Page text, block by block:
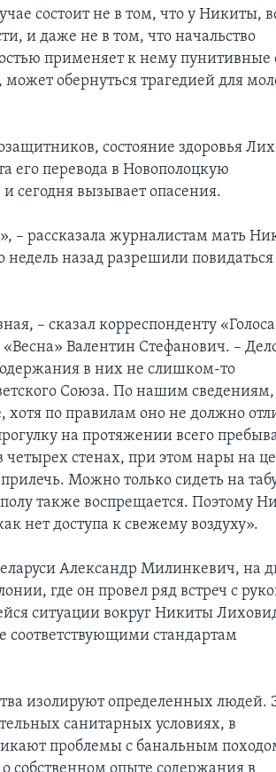
состоит не в том, что у Никиты,
и даже не в том, что начальство
применяет к нему пунитивные
обернуться трагедией для
состояние здоровья
его перевода в Новополоцкую
сегодня вызывает опасения.
– рассказала журналистам мать
назад разрешили повидаться
– сказал корреспонденту «Голоса
Валентин Стефанович. –
в них не слишком-то
Союза. По нашим
по правилам оно не должно
на протяжении всего
стенах, при этом нары на
Можно только сидеть на
также воспрещается. Поэтому
нет доступа к свежему воздуху».
Александр Милинкевич, на
где он провел ряд встреч с
ситуации вокруг Никиты
стандартам
изолируют определенных людей.
санитарных условиях, в
проблемы с банальным